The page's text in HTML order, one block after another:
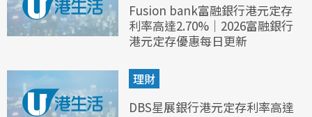
Fusion bank富融銀行港元定存
利率高達2.70%｜2026富融銀行
港元定存優惠每日更新
理財
DBS星展銀行港元定存利率高達